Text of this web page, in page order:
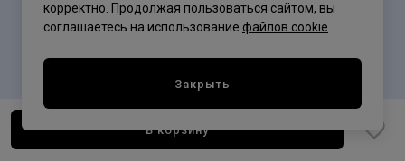
В корзину
корректно. Продолжая пользоваться сайтом, вы
соглашаетесь на использование файлов cookie
Закрыть